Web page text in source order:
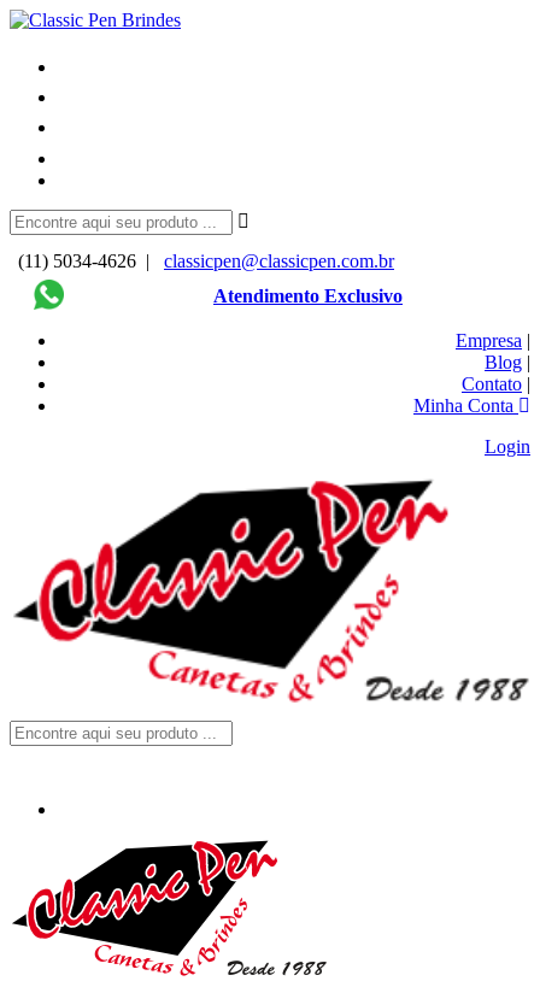
(11) 5034-4626 |
classicpen@classicpen.com.br
Atendimento Exclusivo
Empresa |
Blog |
Contato |
Minha Conta
Login